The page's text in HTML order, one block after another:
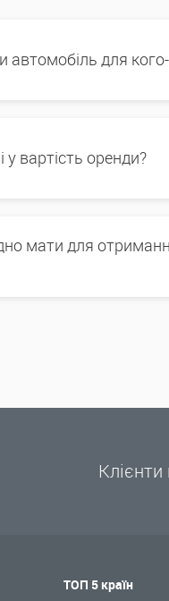
для
вартість оренди?
мати для
ТОП 5 країн